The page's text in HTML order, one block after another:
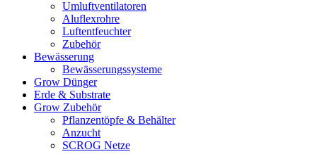
Umluftventilatoren
Aluflexrohre
Luftentfeuchter
Zubehör
Bewässerung
Bewässerungssysteme
Grow Dünger
Erde & Substrate
Grow Zubehör
Pflanzentöpfe & Behälter
Anzucht
SCROG Netze